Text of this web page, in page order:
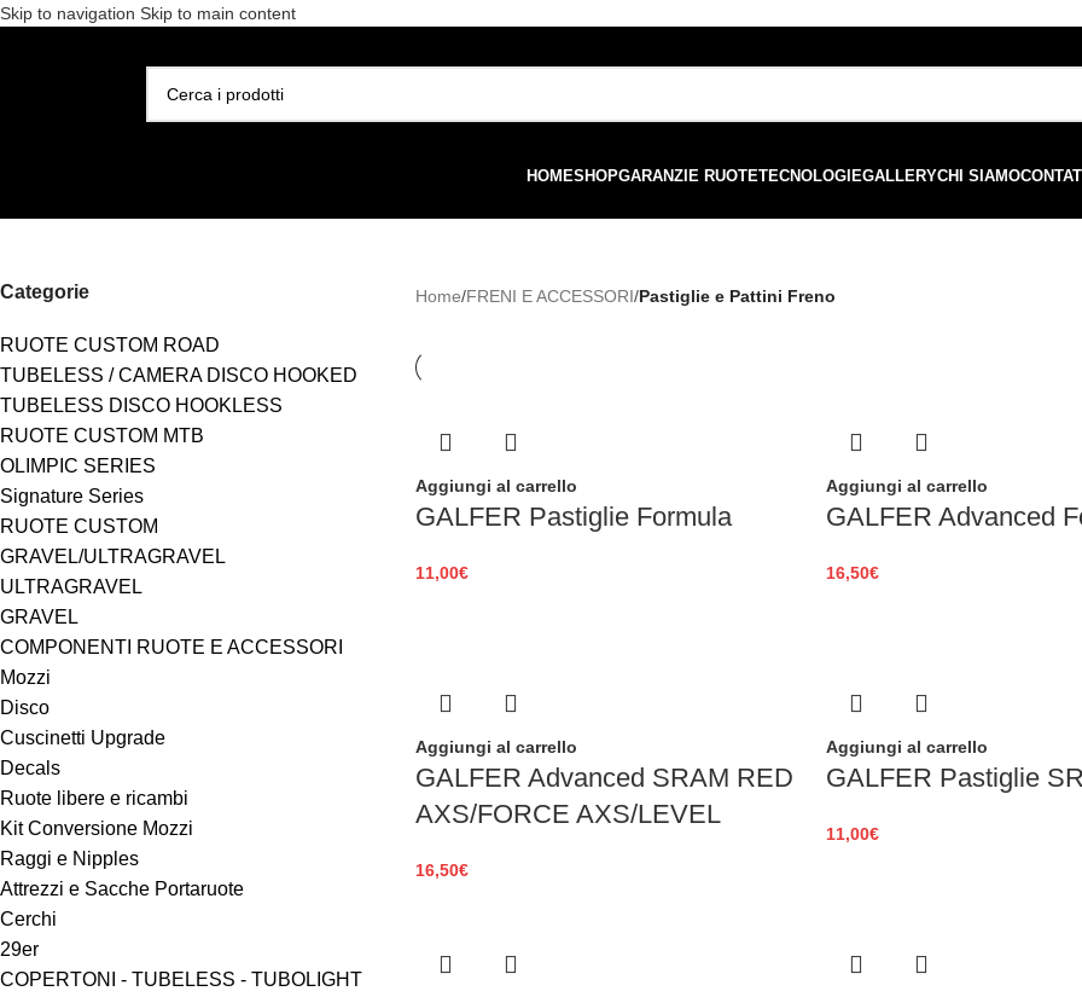
Skip to navigation Skip to main content
HOMESHOPGARANZIE RUOTETECNOLOGIEGALLERYCHI SIAMO
Categorie
RUOTE CUSTOM ROAD
TUBELESS / CAMERA DISCO HOOKED
TUBELESS DISCO HOOKLESS
RUOTE CUSTOM MTB
OLIMPIC SERIES
Signature Series
RUOTE CUSTOM
GRAVEL/ULTRAGRAVEL
ULTRAGRAVEL
GRAVEL
COMPONENTI RUOTE E ACCESSORI
Mozzi
Disco
Cuscinetti Upgrade
Decals
Ruote libere e ricambi
Kit Conversione Mozzi
Raggi e Nipples
Attrezzi e Sacche Portaruote
Cerchi
29er
COPERTONI - TUBELESS - TUBOLIGHT
Home/FRENI E ACCESSORI/Pastiglie e Pattini Freno
Aggiungi al carrello
GALFER Pastiglie Formula
11,00€
Aggiungi al carrello
GALFER Advanced
16,50€
Aggiungi al carrello
GALFER Advanced SRAM RED
AXS/FORCE AXS/LEVEL
16,50€
Aggiungi al carrello
GALFER Pastiglie
11,00€